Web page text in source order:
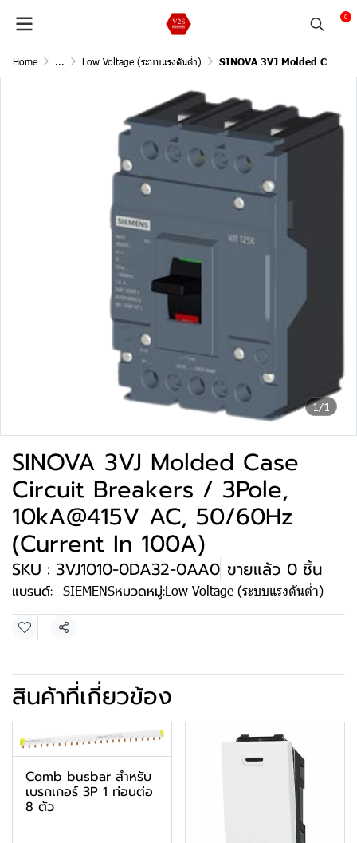
0
Home ... Low Voltage (ระบบแรงดันต่ำ) SINOVA 3VJ Molded Case Circuit Breakers / 3Pole, 10kA@415V AC, 50/60Hz (Current In 100A)
1/1
SINOVA 3VJ Molded Case
Circuit Breakers / 3Pole,
10kA@415V AC, 50/60Hz
(Current In 100A)
SKU : 3VJ1010-0DA32-0AA0 ขายแล้ว 0 ชิ้น
แบรนด์: SIEMENSหมวดหมู่:Low Voltage (ระบบแรงดันต่ำ)
แชร์
สินค้าที่เกี่ยวข้อง
Comb busbar สำหรับ
เบรกเกอร์ 3P 1 ท่อนต่อ
8 ตัว